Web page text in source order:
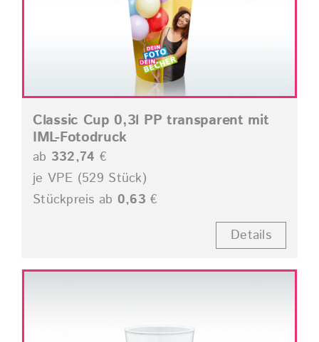
Classic Cup 0,3l PP transparent mit
IML-Fotodruck
ab 332,74 €
je VPE (529 Stück)
Stückpreis ab 0,63 €
Details